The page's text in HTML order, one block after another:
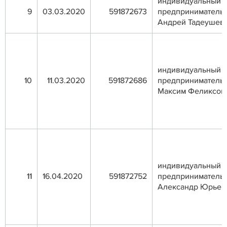
9 03.03.2020 591872673
предприниматель
Андрей
10 11.03.2020 591872686
индивидуальный
Максим
11 16.04.2020 591872752
индивидуальный
предприниматель
Александр